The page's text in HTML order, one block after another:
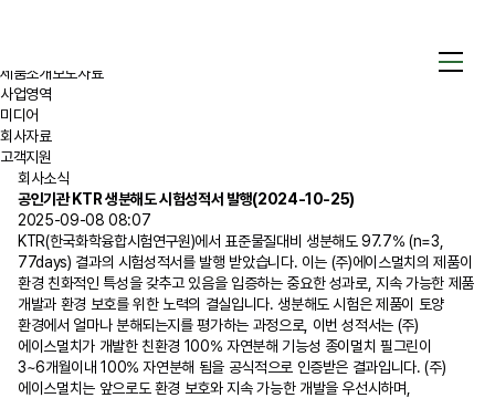
회사소개
제품소개
사업영역
미디어
회사자료
고객지원
제품소개
사업영역
미디어
회사자료
고객지원
보도자료
회사소식
공인기관 KTR 생분해도 시험성적서 발행(2024-10-25)
2025-09-08 08:07
KTR(한국화학융합시험연구원)에서 표준물질대비 생분해도 97.7% (n=3,
77days) 결과의 시험성적서를 발행 받았습니다. 이는 (주)에이스멀치의 제품이
환경 친화적인 특성을 갖추고 있음을 입증하는 중요한 성과로, 지속 가능한 제품
개발과 환경 보호를 위한 노력의 결실입니다. 생분해도 시험은 제품이 토양
환경에서 얼마나 분해되는지를 평가하는 과정으로, 이번 성적서는 (주)
에이스멀치가 개발한 친환경 100% 자연분해 기능성 종이멀치 필그린이
3~6개월이내 100% 자연분해 됨을 공식적으로 인증받은 결과입니다. (주)
에이스멀치는 앞으로도 환경 보호와 지속 가능한 개발을 우선시하며,